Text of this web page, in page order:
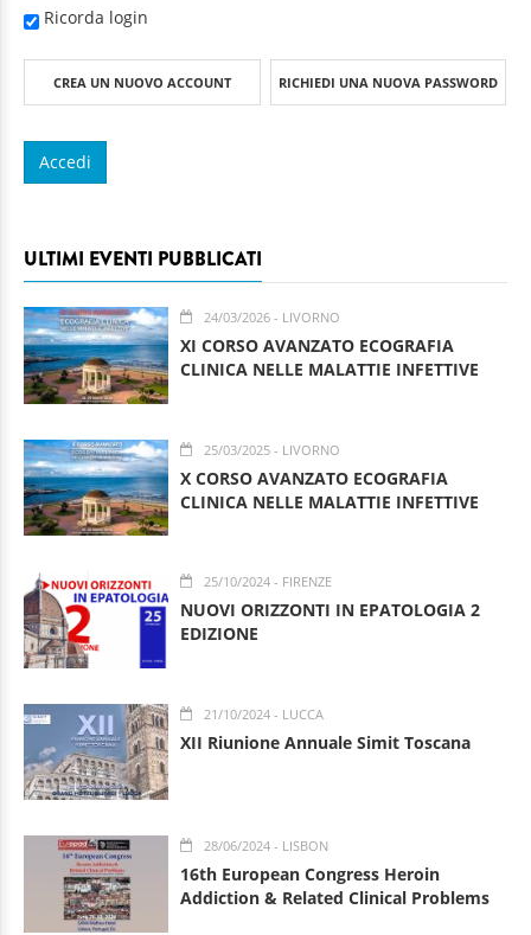
Ricorda login
CREA UN NUOVO ACCOUNT RICHIEDI UNA NUOVA PASSWORD
ULTIMI EVENTI PUBBLICATI
24/03/2026 - LIVORNO
XI CORSO AVANZATO ECOGRAFIA
CLINICA NELLE MALATTIE INFETTIVE
25/03/2025 - LIVORNO
X CORSO AVANZATO ECOGRAFIA
CLINICA NELLE MALATTIE INFETTIVE
25/10/2024 - FIRENZE
NUOVI ORIZZONTI IN EPATOLOGIA 2
EDIZIONE
21/10/2024 - LUCCA
XII Riunione Annuale Simit Toscana
28/06/2024 - LISBON
16th European Congress Heroin
Addiction & Related Clinical Problems